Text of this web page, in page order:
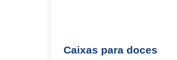
Caixas para doces